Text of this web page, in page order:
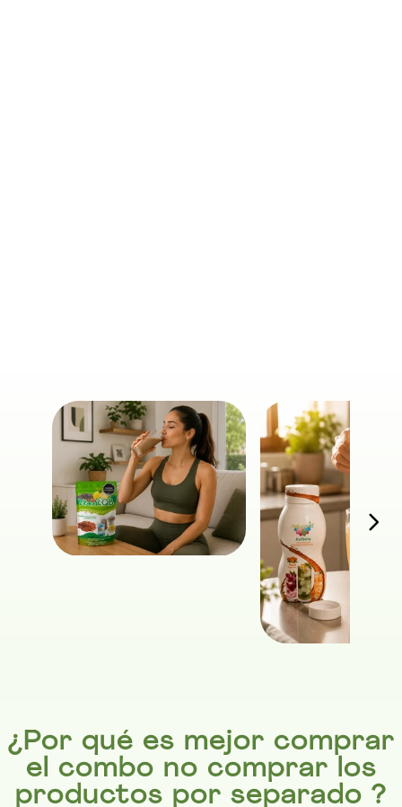
¿Por qué es mejor comprar
el combo no comprar los
productos por separado ?